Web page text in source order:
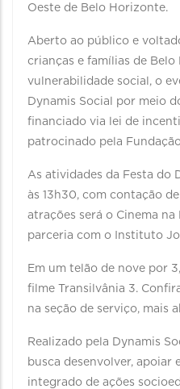
Oeste de Belo Horizonte.
Aberto ao público e
crianças e famílias de
vulnerabilidade social, o
Dynamis Social por meio
financiado via lei de
patrocinado pela
As atividades da Festa do
às 13h30, com contação
atrações será o Cinema na
parceria com o Instituto
Em um telão de nove por
filme Transilvânia 3.
na seção de serviço, mais
Realizado pela Dynamis
busca desenvolver,
integrado de ações